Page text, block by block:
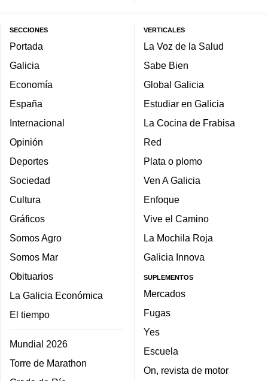
SECCIONES
Portada
Galicia
Economía
España
Internacional
Opinión
Deportes
Sociedad
Cultura
Gráficos
Somos Agro
Somos Mar
Obituarios
La Galicia Económica
El tiempo
Mundial 2026
Torre de Marathon
VERTICALES
La Voz de la Salud
Sabe Bien
Global Galicia
Estudiar en Galicia
La Cocina de Frabisa
Red
Plata o plomo
Ven A Galicia
Enfoque
Vive el Camino
La Mochila Roja
Galicia Innova
SUPLEMENTOS
Mercados
Fugas
Yes
Escuela
On, revista de motor